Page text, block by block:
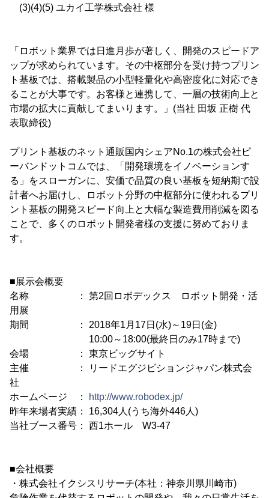
(3)(4)(5) ユカイ工学株式会社 様
「ロボット業界では日進月歩が著しく、開発のスピードア
ップが求められています。その中枢部分を受け持つプリン
ト基板では、搭載製品の小型軽量化や高密度化に対応でき
ることが大事です。お客様と連携して、一層の技術向上と
市場の拡大に貢献してまいります。」(当社 田坂 正樹 代
表取締役)
プリント基板のネット通販国内シェアNo.1の株式会社ピ
ーバンドットコムでは、「開発環境をイノベーションす
る」をスローガンに、安価で品質の良い基板を短納期で設
計者へお届けし、ロボット分野の中枢部分に使われるプリ
ント基板の開発スピード向上と大幅な製造費用削減を図る
ことで、多くのロボット開発者様の支援に努めておりま
す。
■展示会概要
名称 ： 第2回ロボデックス ロボット開発・活
用展
期間 ： 2018年1月17日(水)～19日(金)
10:00～18:00(最終日のみ17時まで)
会場 ： 東京ビッグサイト
主催 ： リードエグジビションジャパン株式会
社
ホームページ ：
http://www.robodex.jp/
昨年来場者実績： 16,304人(うち海外446人)
当社ブース番号： 西1ホール W3-47
■会社概要
・株式会社イクシスリサーチ(本社：神奈川県川崎市)